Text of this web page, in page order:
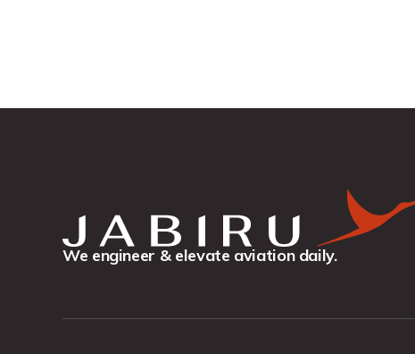
We engineer & elevate aviation daily.